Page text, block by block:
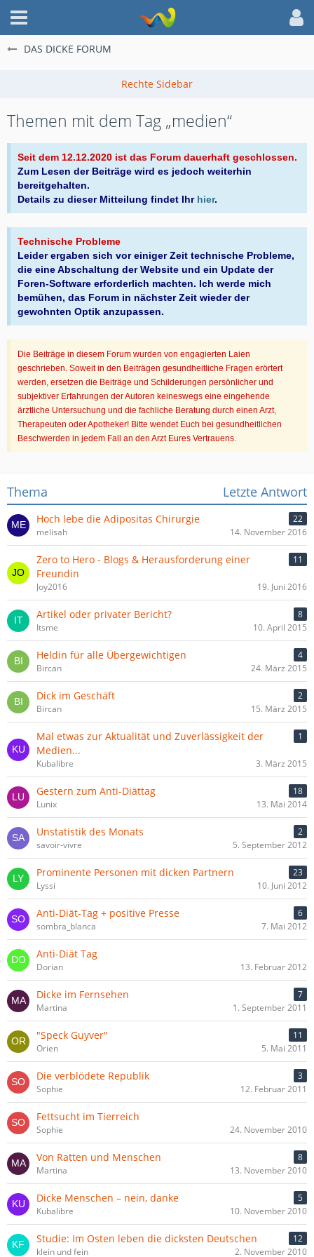
DAS DICKE FORUM
Themen mit dem Tag „medien“
Seit dem 12.12.2020 ist das Forum dauerhaft geschlossen.
Zum Lesen der Beiträge wird es jedoch weiterhin
bereitgehalten.
Details zu dieser Mitteilung findet Ihr hier.
Technische Probleme
Leider ergaben sich vor einiger Zeit technische Probleme,
die eine Abschaltung der Website und ein Update der
Foren-Software erforderlich machten. Ich werde mich
bemühen, das Forum in nächster Zeit wieder der
gewohnten Optik anzupassen.
Die Beiträge in diesem Forum wurden von engagierten Laien
geschrieben. Soweit in den Beiträgen gesundheitliche Fragen erörtert
werden, ersetzen die Beiträge und Schilderungen persönlicher und
subjektiver Erfahrungen der Autoren keineswegs eine eingehende
ärztliche Untersuchung und die fachliche Beratung durch einen Arzt,
Therapeuten oder Apotheker! Bitte wendet Euch bei gesundheitlichen
Beschwerden in jedem Fall an den Arzt Eures Vertrauens.
Thema Letzte Antwort
Hoch lebe die Adipositas Chirurgie
22
melisah
14. November 2016
Zero to Hero - Blogs & Herausforderung einer
Freundin
11
Joy2016 19. Juni 2016
Artikel oder privater Bericht?
8
Itsme
10. April 2015
Heldin für alle Übergewichtigen
4
Bircan
24. März 2015
Dick im Geschäft
2
Bircan
15. März 2015
Mal etwas zur Aktualität und Zuverlässigkeit der
Medien...
1
Kubalibre 3. März 2015
Gestern zum Anti-Diättag
18
Lunix
13. Mai 2014
Unstatistik des Monats
2
savoir-vivre
5. September 2012
Prominente Personen mit dicken Partnern
23
Lyssi
10. Juni 2012
Anti-Diät-Tag + positive Presse
6
sombra_blanca
7. Mai 2012
Anti-Diät Tag
Dorian 13. Februar 2012
Dicke im Fernsehen
7
Martina
1. September 2011
"Speck Guyver"
11
Orien
5. Mai 2011
Die verblödete Republik
3
Sophie
12. Februar 2011
Fettsucht im Tierreich
Sophie 24. November 2010
Von Ratten und Menschen
8
Martina
13. November 2010
Dicke Menschen – nein, danke
5
Kubalibre
10. November 2010
Studie: Im Osten leben die dicksten Deutschen
12
klein und fein
2. November 2010